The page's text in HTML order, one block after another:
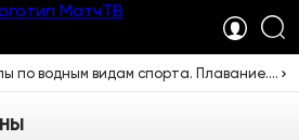
09:55 Чемпионат Европы по водным видам спорта. Плавание. Прямая трансляция из Франции